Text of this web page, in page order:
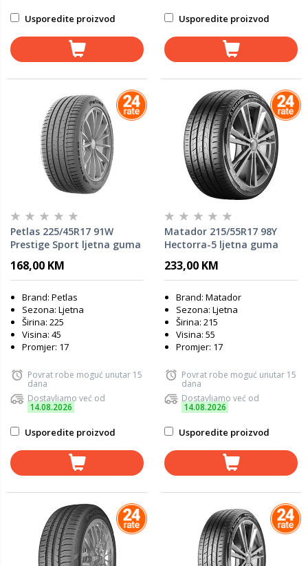
Usporedite proizvod Usporedite proizvod
Petlas 225/45R17 91W
Prestige Sport ljetna guma
168,00 KM
Brand: Petlas
Sezona: Ljetna
Širina: 225
Visina: 45
Promjer: 17
Povrat robe moguć unutar 15
dana
Dostavljamo već od
14.08.2026
Usporedite proizvod
Matador 215/55R17 98Y
Hectorra-5 ljetna guma
233,00 KM
Brand: Matador
Sezona: Ljetna
Širina: 215
Visina: 55
Promjer: 17
Povrat robe moguć unutar 15
dana
Dostavljamo već od
14.08.2026
Usporedite proizvod